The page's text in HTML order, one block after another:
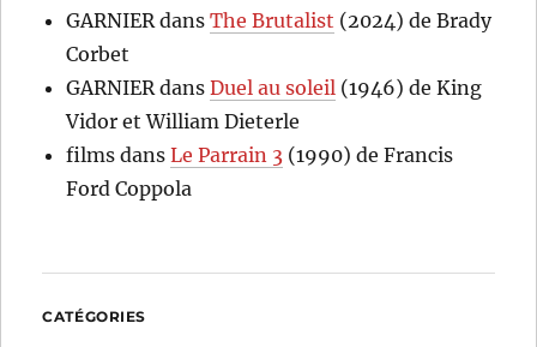
GARNIER dansThe Brutalist (2024) de Brady
Corbet
GARNIER dansDuel au soleil (1946) de King
Vidor et William Dieterle
films dansLe Parrain 3 (1990) de Francis
Ford Coppola
CATÉGORIES